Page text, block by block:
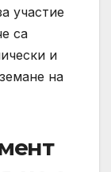
участие
са
и
на